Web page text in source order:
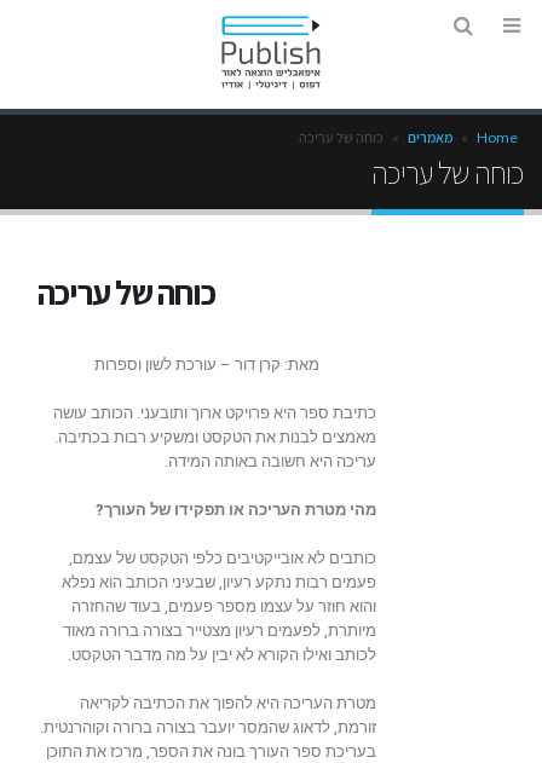
Home
» מאמרים » כוחה של עריכה
כוחה של עריכה
כוחה של עריכה
מאת: קרן דור – עורכת לשון וספרות
כתיבת ספר היא פרויקט ארוך ותובעני. הכותב עושה
מאמצים לבנות את הטקסט ומשקיע רבות בכתיבה.
עריכה היא חשובה באותה המידה.
מהי מטרת העריכה או תפקידו של העורך?
כותבים לא אובייקטיבים כלפי הטקסט של עצמם,
פעמים רבות נתקע רעיון, שבעיני הכותב הוא נפלא
והוא חוזר על עצמו מספר פעמים, בעוד שהחזרה
מיותרת, לפעמים רעיון מצטייר בצורה ברורה מאוד
לכותב ואילו הקורא לא יבין על מה מדבר הטקסט.
מטרת העריכה היא להפוך את הכתיבה לקריאה
זורמת, לדאוג שהמסר יועבר בצורה ברורה וקוהרנטית.
בעריכת ספר העורך בונה את הספר, מרכז את התוכן